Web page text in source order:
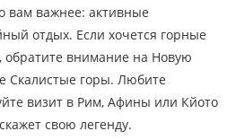
вам важнее: активные
отдых. Если хочется горные
обратите внимание на Новую
Скалистые горы. Любите
визит в Рим, Афины или Кйото
свою легенду.